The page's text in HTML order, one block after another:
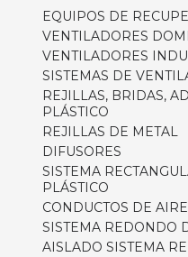
EQUIPOS DE
VENTILADORES
VENTILADORES
SISTEMAS DE
REJILLAS, BRIDAS,
PLÁSTICO
REJILLAS DE METAL
DIFUSORES
SISTEMA
PLÁSTICO
CONDUCTOS DE AIRE
SISTEMA REDONDO
AISLADO SISTEMA